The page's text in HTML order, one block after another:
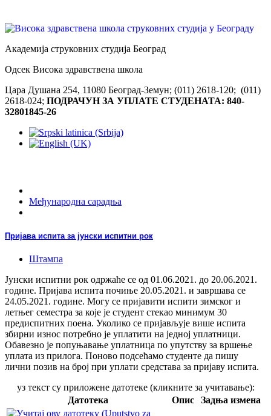
Академија струковних студија Београд
Одсек Висока здравствена школа
Цара Душана 254, 11080 Београд-Земун; (011) 2618-120; (011)
2618-024; ПОДРАЧУН ЗА УПЛАТЕ СТУДЕНАТА: 840-
32801845-26
Међународна сарадња
Пријава испита за јунски испитни рок
Штампа
Јунски испитни рок одржаће се од 01.06.2021. до 20.06.2021.
године. Пријава испита почиње 20.05.2021. и завршава се
24.05.2021. године. Могу се пријавити испити зимског и
летњег семестра за које је студент стекао минимум 30
предиспитних поена. Уколико се пријављује више испита
збирни износ потребно је уплатити на једној уплатници.
Обавезно је попуњавање уплатница по упутству за вршење
уплата из прилога. Поново подсећамо студенте да пишу
лични позив на број при уплати средстава за пријаву испита.
уз текст су приложене датотеке (кликните за учитавање):
Датотека
Опис Задња измена